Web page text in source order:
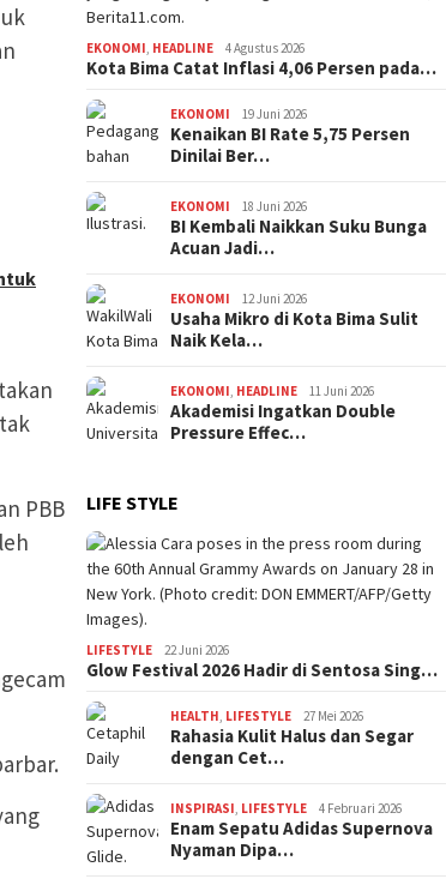
PBB
EKONOMI, HEADLINE 4 Agustus 2026
Kota Bima Catat Inflasi 4,06 Persen pada…
EKONOMI 19 Juni 2026
Kenaikan BI Rate 5,75 Persen
Dinilai Ber…
EKONOMI 18 Juni 2026
BI Kembali Naikkan Suku Bunga
Acuan Jadi…
EKONOMI 12 Juni 2026
Usaha Mikro di Kota Bima Sulit
Naik Kela…
EKONOMI, HEADLINE 11 Juni 2026
Akademisi Ingatkan Double
Pressure Effec…
LIFE STYLE
LIFESTYLE 22 Juni 2026
Glow Festival 2026 Hadir di Sentosa Sing…
HEALTH, LIFESTYLE 27 Mei 2026
Rahasia Kulit Halus dan Segar
dengan Cet…
INSPIRASI, LIFESTYLE 4 Februari 2026
Enam Sepatu Adidas Supernova
Nyaman Dipa…